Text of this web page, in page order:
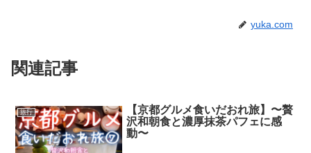
yuka.com
関連記事
旅行
【京都グルメ食いだおれ旅】〜贅
沢和朝食と濃厚抹茶パフェに感
動〜